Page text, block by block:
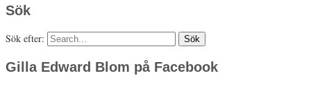
Sök
Sök efter:
Gilla Edward Blom på Facebook